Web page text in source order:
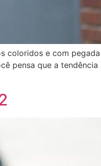
coloridos e com
pensa que a tendência